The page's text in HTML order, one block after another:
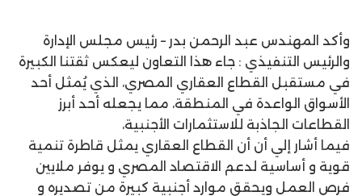
وأكد المهندس عبد الرحمن بدر – رئيس مجلس الإدارة
والرئيس التنفيذي : جاء هذا التعاون ليعكس ثقتنا الكبيرة
في مستقبل القطاع العقاري المصري، الذي يُمثل أحد
الأسواق الواعدة في المنطقة، مما يجعله أحد أبرز
القطاعات الجاذبة للاستثمارات الأجنبية،
فيما أشار إلي أن أن القطاع العقاري يمثل قاطرة تنمية
قوية و أساسية لدعم الاقتصاد المصري و يوفر ملايين
فرص العمل ويحقق موارد أجنبية كبيرة من تصديره و